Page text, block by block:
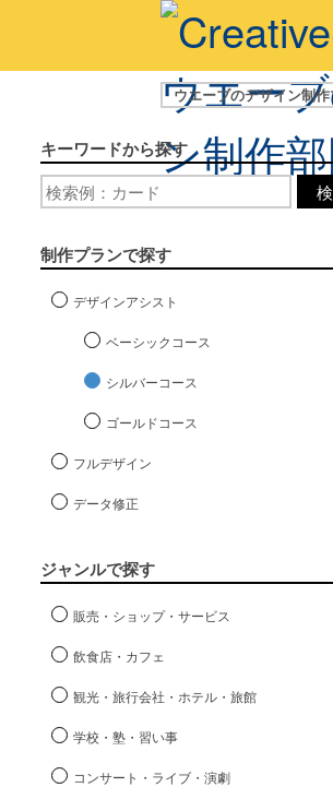
ウエーブのデザイン制
キーワードから探す
制作プランで探す
デザインアシスト
ベーシックコース
シルバーコース
ゴールドコース
フルデザイン
データ修正
ジャンルで探す
販売・ショップ・サービス
飲食店・カフェ
観光・旅行会社・ホテル・旅館
学校・塾・習い事
コンサート・ライブ・演劇